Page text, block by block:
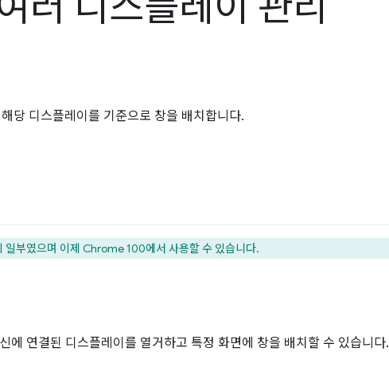
당 디스플레이를 기준으로 창을 배치합니다.
일부였으며 이제 Chrome 100에서 사용할 수 있습니다.
연결된 디스플레이를 열거하고 특정 화면에 창을 배치할 수 있습니다.